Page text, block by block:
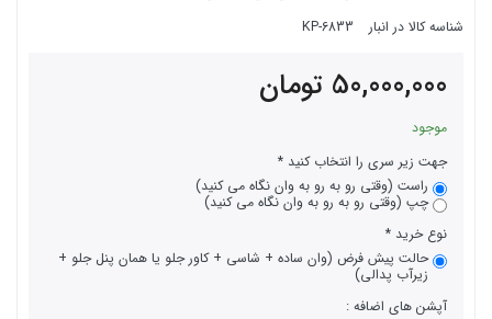
شناسه کالا در انبار
KP-6833
50,000,000 تومان
موجود
جهت زیر سری را انتخاب کنید
راست (وقتی رو به رو به وان نگاه می کنید)
چپ (وقتی رو به رو به وان نگاه می کنید)
نوع خرید
حالت پیش فرض (وان ساده + شاسی + کاور جلو یا همان پنل جلو +
زیرآب پدالی)
آپشن های اضافه :